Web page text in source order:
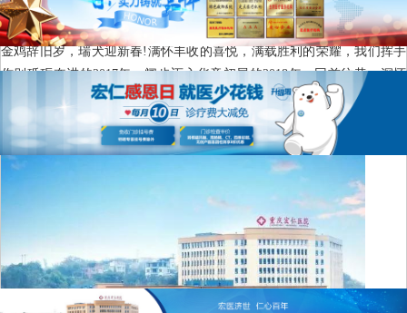
金鸡辞旧岁，瑞犬迎新春!满怀丰收的喜悦，满载胜利的荣耀，我们挥手
作别砥砺奋进的2017年，阔步迈入华章初展的2018年。回首往昔，深怀
感恩之心。